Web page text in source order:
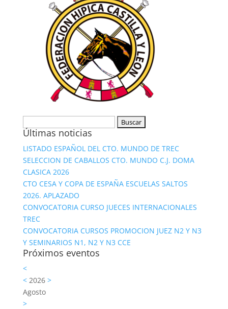
Últimas noticias
LISTADO ESPAÑOL DEL CTO. MUNDO DE TREC
SELECCION DE CABALLOS CTO. MUNDO C.J. DOMA
CLASICA 2026
CTO CESA Y COPA DE ESPAÑA ESCUELAS SALTOS
2026. APLAZADO
CONVOCATORIA CURSO JUECES INTERNACIONALES
TREC
CONVOCATORIA CURSOS PROMOCION JUEZ N2 Y N3
Y SEMINARIOS N1, N2 Y N3 CCE
Próximos eventos
<
<2026 >
Agosto
>